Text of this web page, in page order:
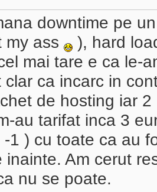
downtime pe
my ass
), hard
mai tare e ca le-
clar ca incarc in
de hosting iar
au tarifat inca 3
1 ) cu toate ca au
inainte. Am cerut
nu se poate.